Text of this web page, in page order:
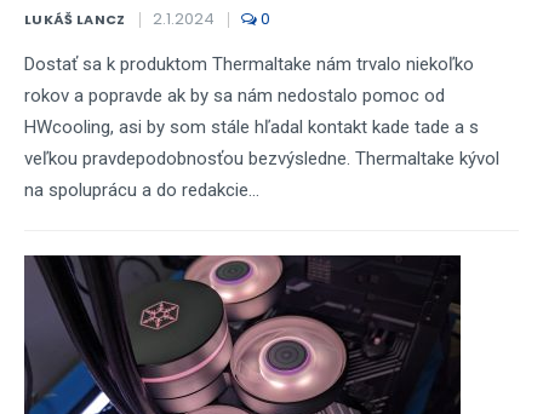
LUKÁŠ LANCZ 2.1.2024 0
Dostať sa k produktom Thermaltake nám trvalo niekoľko
rokov a popravde ak by sa nám nedostalo pomoc od
HWcooling, asi by som stále hľadal kontakt kade tade a s
veľkou pravdepodobnosťou bezvýsledne. Thermaltake kývol
na spoluprácu a do redakcie...